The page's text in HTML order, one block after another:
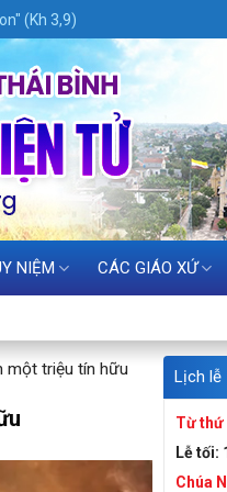
(Kh 3,9)
NIỆM CÁC GIÁO XỨ
một triệu tín hữu Lịch lễ
Từ thứ
Lễ tối:
Chúa